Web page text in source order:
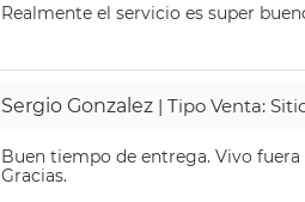
Realmente el servicio es super
Sergio Gonzalez | Tipo Venta:
Buen tiempo de entrega. Vivo
Gracias.